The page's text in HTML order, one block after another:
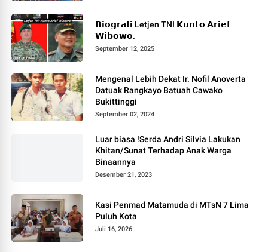
𝗕𝗶𝗼𝗴𝗿𝗮𝗳𝗶 Letjen TNI 𝗞𝘂𝗻𝘁𝗼 𝗔𝗿𝗶𝗲𝗳
𝗪𝗶𝗯𝗼𝘄𝗼.
September 12, 2025
Mengenal Lebih Dekat Ir. Nofil Anoverta
Datuak Rangkayo Batuah Cawako
Bukittinggi
September 02, 2024
Luar biasa !Serda Andri Silvia Lakukan
Khitan/Sunat Terhadap Anak Warga
Binaannya
Desember 21, 2023
Kasi Penmad Matamuda di MTsN 7 Lima
Puluh Kota
Juli 16, 2026